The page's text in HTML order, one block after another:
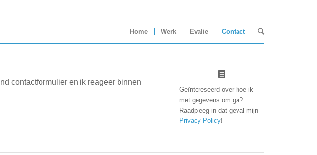
Home Werk Evalie Contact
contactformulier en ik reageer binnen
Geïntereseerd over hoe ik
met gegevens om ga?
Raadpleeg in dat geval mijn
Privacy Policy!